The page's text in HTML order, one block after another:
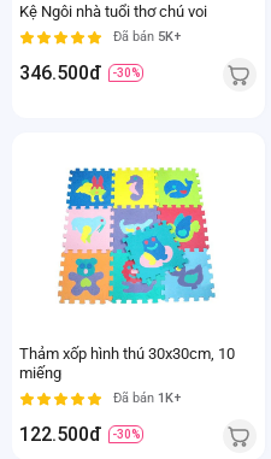
Kệ Ngôi nhà tuổi thơ chú voi
Đã bán 5K+
346.500đ -30%
Thảm xốp hình thú 30x30cm, 10
miếng
Đã bán 1K+
122.500đ -30%